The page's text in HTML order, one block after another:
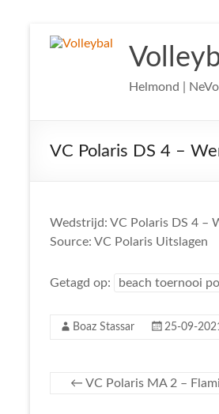
naar
Helmond |
VC Polaris DS 4 –
Wedstrijd: VC Polaris DS 4 –
Source: VC Polaris Uitslagen
Getagd op: beach toernooi
Boaz Stassar 25-09-
← VC Polaris MA 2 –